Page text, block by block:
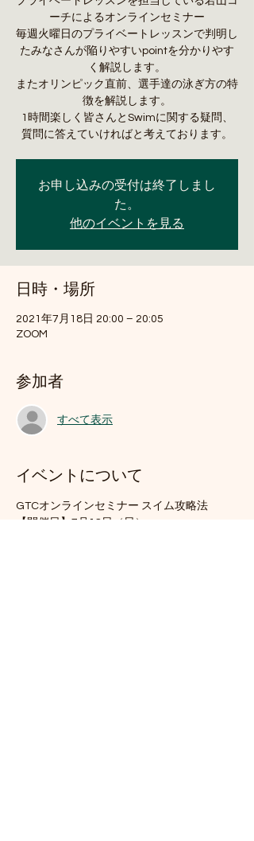
ーチによるオンラインセミナー
毎週火曜日のプライベートレッスンで判明し
たみなさんが陥りやすいpointを分かりやす
く解説します。
またオリンピック直前、選手達の泳ぎ方の特
徴を解説します。
1時間楽しく皆さんとSwimに関する疑問、
質問に答えていければと考えております。
お申し込みの受付は終了しまし
た。
他のイベントを見る
日時・場所
2021年7月18日 20:00 – 20:05
ZOOM
参加者
すべて表示
イベントについて
GTCオンラインセミナー スイム攻略法
【開催日】7月18日（日）